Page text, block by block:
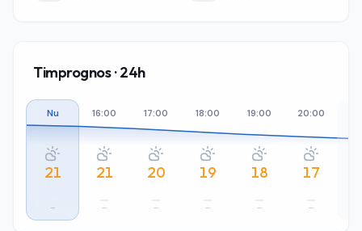
Timprognos · 24h
Nu
21
–
16:00
21
–
17:00
20
–
18:00
19
–
19:00
18
–
20:00
17
–